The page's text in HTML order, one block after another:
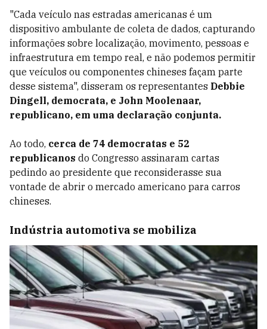
"Cada veículo nas estradas americanas é um
dispositivo ambulante de coleta de dados, capturando
informações sobre localização, movimento, pessoas e
infraestrutura em tempo real, e não podemos permitir
que veículos ou componentes chineses façam parte
desse sistema", disseram os representantes Debbie
Dingell, democrata, e John Moolenaar,
republicano, em uma declaração conjunta.
Ao todo, cerca de 74 democratas e 52
republicanos do Congresso assinaram cartas
pedindo ao presidente que reconsiderasse sua
vontade de abrir o mercado americano para carros
chineses.
Indústria automotiva se mobiliza